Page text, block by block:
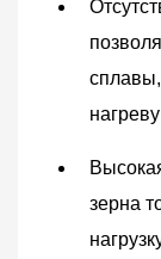
нагреву
зерна